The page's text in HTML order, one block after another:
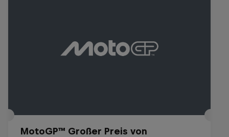
MotoGP™ Großer Preis von